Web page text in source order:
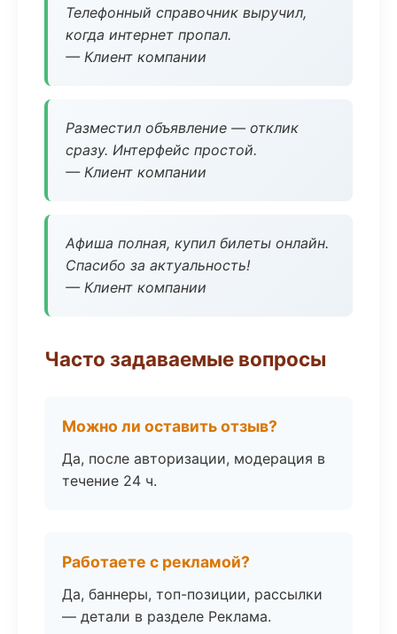
Телефонный справочник выручил,
когда интернет пропал.
— Клиент компании
Разместил объявление — отклик
сразу. Интерфейс простой.
— Клиент компании
Афиша полная, купил билеты онлайн.
Спасибо за актуальность!
— Клиент компании
Часто задаваемые вопросы
Можно ли оставить отзыв?
Да, после авторизации, модерация в
течение 24 ч.
Работаете с рекламой?
Да, баннеры, топ-позиции, рассылки
— детали в разделе Реклама.